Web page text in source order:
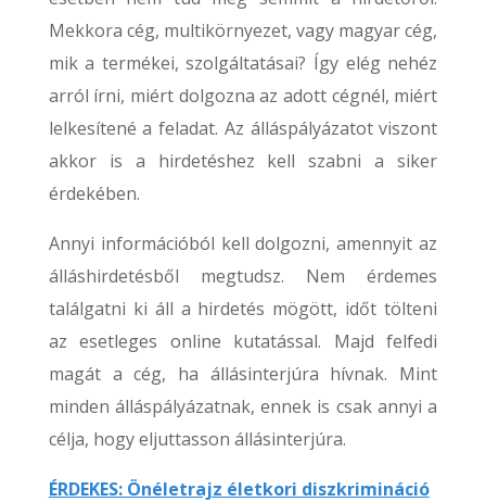
Mekkora cég, multikörnyezet, vagy magyar cég,
mik a termékei, szolgáltatásai? Így elég nehéz
arról írni, miért dolgozna az adott cégnél, miért
lelkesítené a feladat. Az álláspályázatot viszont
akkor is a hirdetéshez kell szabni a siker
érdekében.
Annyi információból kell dolgozni, amennyit az
álláshirdetésből megtudsz. Nem érdemes
találgatni ki áll a hirdetés mögött, időt tölteni
az esetleges online kutatással. Majd felfedi
magát a cég, ha állásinterjúra hívnak. Mint
minden álláspályázatnak, ennek is csak annyi a
célja, hogy eljuttasson állásinterjúra.
ÉRDEKES: Önéletrajz életkori diszkrimináció